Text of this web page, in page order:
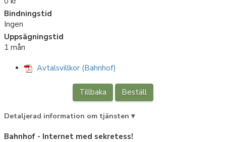
Bindningstid
Ingen
Uppsägningstid
1 mån
Avtalsvillkor (Bahnhof)
Tillbaka Beställ
Detaljerad information om tjänsten ▾
Bahnhof - Internet med sekretess!